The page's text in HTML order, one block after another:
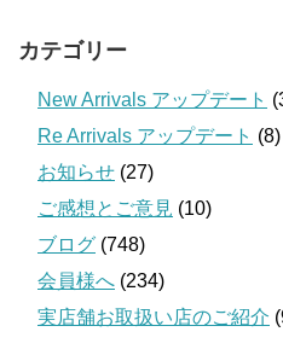
カテゴリー
New Arrivals アップデート
Re Arrivals アップデート (8)
お知らせ (27)
ご感想とご意見 (10)
ブログ (748)
会員様へ (234)
実店舗お取扱い店のご紹介